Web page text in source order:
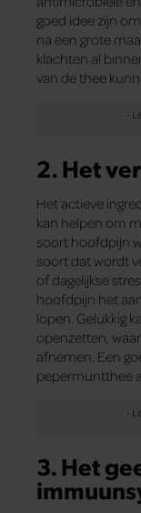
goed idee zijn
na een grote
klachten al
van de thee
2. Het
Het actieve
kan helpen om
soort hoofdpijn
soort dat wordt
of dagelijkse
hoofdpijn het
lopen. Gelukkig
openzetten,
afnemen. Een
pepermuntthee
3. Het